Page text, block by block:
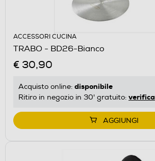
ACCESSORI CUCINA
TRABO - BD26-Bianco
€ 30,90
Acquisto online: disponibile
Ritiro in negozio in 30' gratuito: verifica
AGGIUNGI